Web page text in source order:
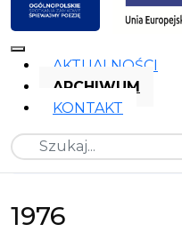
AKTUALNOŚCI
ARCHIWUM
KONTAKT
Szukaj
1976